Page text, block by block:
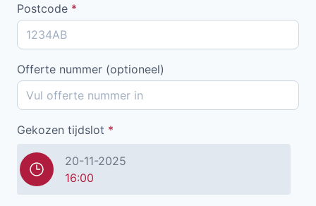
Postcode *
Offerte nummer (optioneel)
Gekozen tijdslot *
20-11-2025
16:00